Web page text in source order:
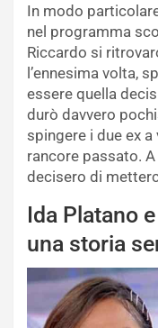
In modo
nel programma
Riccardo si
l’ennesima volta,
essere quella
durò davvero
spingere i due ex
rancore passato.
decisero di
Ida Platano
una storia